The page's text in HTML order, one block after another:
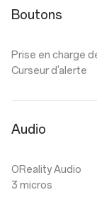
Boutons
Prise en charge
Curseur d'alerte
Audio
OReality Audio
3 micros